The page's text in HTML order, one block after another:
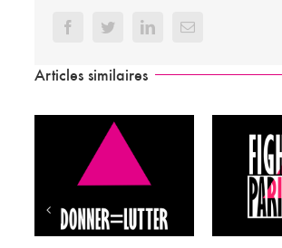
FacebookTwitterLinkedInEmail
Articles similaires